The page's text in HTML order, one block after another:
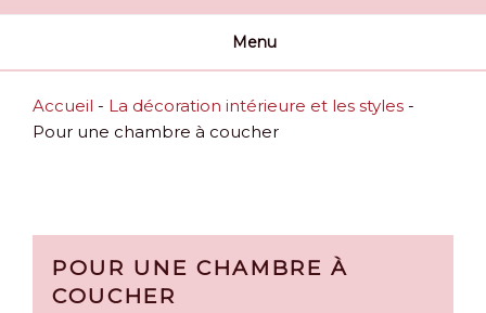
Menu
Accueil - La décoration intérieure et les styles -
Pour une chambre à coucher
POUR UNE CHAMBRE À
COUCHER